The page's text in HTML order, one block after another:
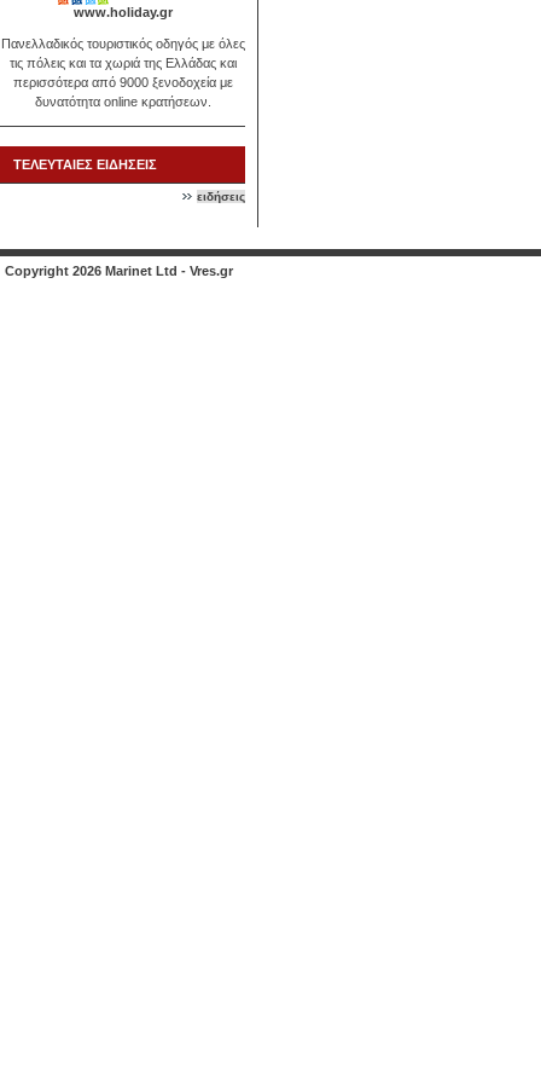
www.holiday.gr
Πανελλαδικός τουριστικός οδηγός με όλες
τις πόλεις και τα χωριά της Ελλάδας και
περισσότερα από 9000 ξενοδοχεία με
δυνατότητα online κρατήσεων.
ΤΕΛΕΥΤΑΙΕΣ ΕΙΔΗΣΕΙΣ
ειδήσεις
Copyright 2026 Marinet Ltd - Vres.gr